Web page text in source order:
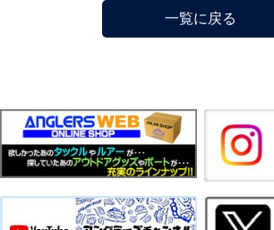
一覧に戻る